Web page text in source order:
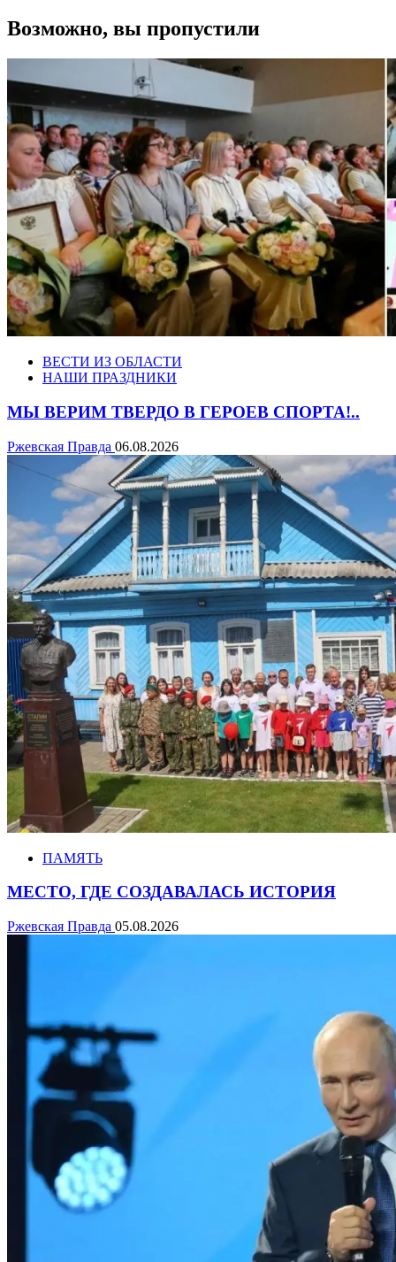
Возможно, вы пропустили
ВЕСТИ ИЗ ОБЛАСТИ
НАШИ ПРАЗДНИКИ
МЫ ВЕРИМ ТВЕРДО В ГЕРОЕВ СПОРТА!..
Ржевская Правда 06.08.2026
ПАМЯТЬ
МЕСТО, ГДЕ СОЗДАВАЛАСЬ ИСТОРИЯ
Ржевская Правда 05.08.2026